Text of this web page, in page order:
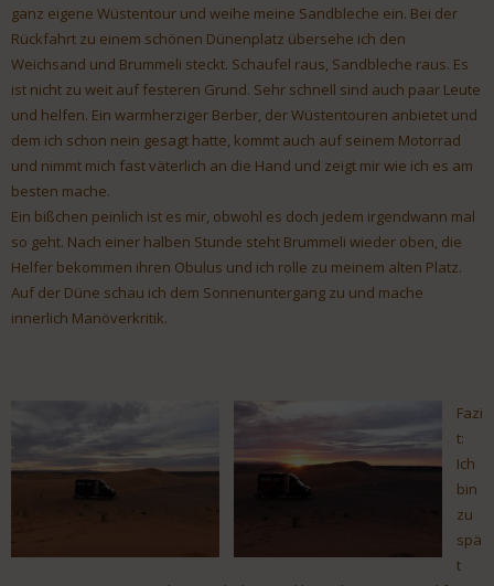
ganz eigene Wüstentour und weihe meine Sandbleche ein. Bei der
Rückfahrt zu einem schönen Dünenplatz übersehe ich den
Weichsand und Brummeli steckt. Schaufel raus, Sandbleche raus. Es
ist nicht zu weit auf festeren Grund. Sehr schnell sind auch paar Leute
und helfen. Ein warmherziger Berber, der Wüstentouren anbietet und
dem ich schon nein gesagt hatte, kommt auch auf seinem Motorrad
und nimmt mich fast väterlich an die Hand und zeigt mir wie ich es am
besten mache.
Ein bißchen peinlich ist es mir, obwohl es doch jedem irgendwann mal
so geht. Nach einer halben Stunde steht Brummeli wieder oben, die
Helfer bekommen ihren Obulus und ich rolle zu meinem alten Platz.
Auf der Düne schau ich dem Sonnenuntergang zu und mache
innerlich Manöverkritik.
Fazi
t:
Ich
bin
zu
spä
t